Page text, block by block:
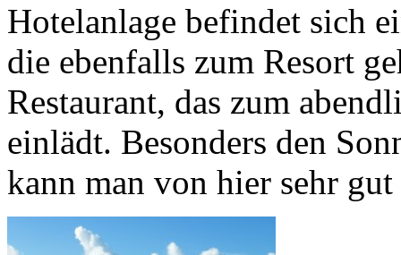
Hotelanlage befindet sich
die ebenfalls zum Resort
Restaurant, das zum
einlädt. Besonders den
kann man von hier sehr gut